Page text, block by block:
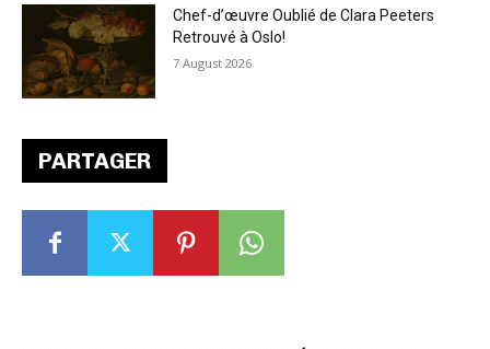
PARTAGER
Chef-d’œuvre Oublié de Clara Peeters
Retrouvé à Oslo!
7 August 2026